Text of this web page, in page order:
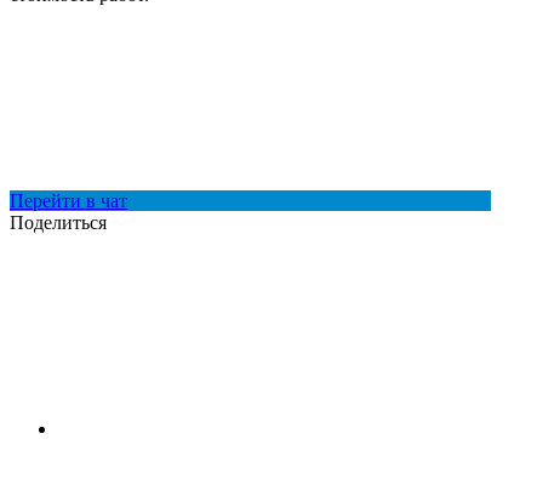
Перейти в чат
Поделиться